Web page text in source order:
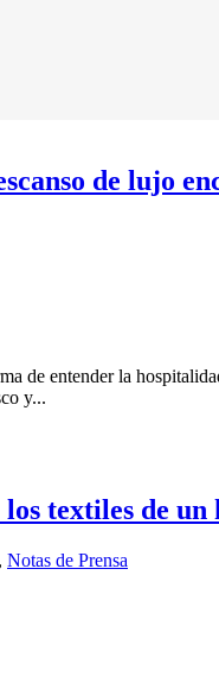
de lujo
de entender la
y...
textiles de
Notas de Prensa